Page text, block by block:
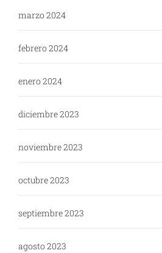
marzo 2024
febrero 2024
enero 2024
diciembre 2023
noviembre 2023
octubre 2023
septiembre 2023
agosto 2023